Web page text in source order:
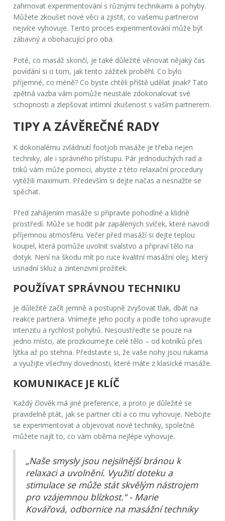
zahrnovat experimentování s různými technikami a pohyby.
Můžete zkoušet nové věci a zjistit, co vašemu partnerovi
nejvíce vyhovuje. Tento proces experimentování může být
zábavný a obohacující pro oba.
Poté, co masáž skončí, je také důležité věnovat nějaký čas
povídání si o tom, jak tento zážitek proběhl. Co bylo
příjemné, co méně? Co byste chtěli příště udělat jinak? Tato
zpětná vazba vám pomůže neustále zdokonalovat své
schopnosti a zlepšovat intimní zkušenost s vaším partnerem.
TIPY A ZÁVĚREČNÉ RADY
K dokonalému zvládnutí footjob masáže je třeba nejen
techniky, ale i správného přístupu. Pár jednoduchých rad a
triků vám může pomoci, abyste z tétorelaxační procedury
vytěžili maximum. Především si dejte načas a nesnažte se
spěchat.
Před zahájením masáže si připravte pohodlné a klidné
prostředí. Může se hodit pár zapálených svíček, které navodí
příjemnou atmosféru. Večer před masáží si dejte teplou
koupel, která pomůže uvolnit svalstvo a připraví tělo na
dotyk. Není na škodu mít po ruce kvalitní masážní olej, který
usnadní skluz a zintenzivní prožitek.
POUŽÍVAT SPRÁVNOU TECHNIKU
Je důležité začít jemně a postupně zvyšovat tlak, dbát na
reakce partnera. Vnímejte jeho pocity a podle toho upravujte
intenzitu a rychlost pohybů. Nesoustřeďte se pouze na
jedno místo, ale prozkoumejte celé tělo – od kotníků přes
lýtka až po stehna. Představte si, že vaše nohy jsou rukama
a využijte všechny dovednosti, které máte z klasické masáže.
KOMUNIKACE JE KLÍČ
Každý člověk má jiné preference, a proto je důležité se
pravidelně ptát, jak se partner cítí a co mu vyhovuje. Nebojte
se experimentovat a objevovat nové techniky, společně
můžete najít to, co vám oběma nejlépe vyhovuje.
„Naše smysly jsou nejsilnější bránou k
relaxaci a uvolnění. Využití doteku a
stimulace se může stát skvělým nástrojem
pro vzájemnou blízkost.“ - Marie
Kovářová, odbornice na masážní techniky